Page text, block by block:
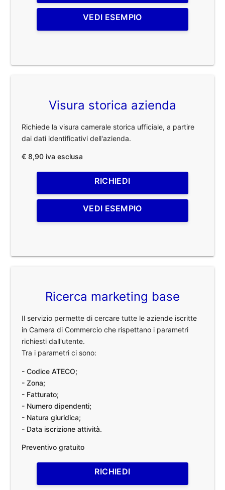
VEDI ESEMPIO
Visura storica azienda
Richiede la visura camerale storica ufficiale, a partire
dai dati identificativi dell'azienda.
€ 8,90 iva esclusa
RICHIEDI
VEDI ESEMPIO
Ricerca marketing base
Il servizio permette di cercare tutte le aziende iscritte
in Camera di Commercio che rispettano i parametri
richiesti dall'utente.
Tra i parametri ci sono:
- Codice ATECO;
- Zona;
- Fatturato;
- Numero dipendenti;
- Natura giuridica;
- Data iscrizione attività.
Preventivo gratuito
RICHIEDI